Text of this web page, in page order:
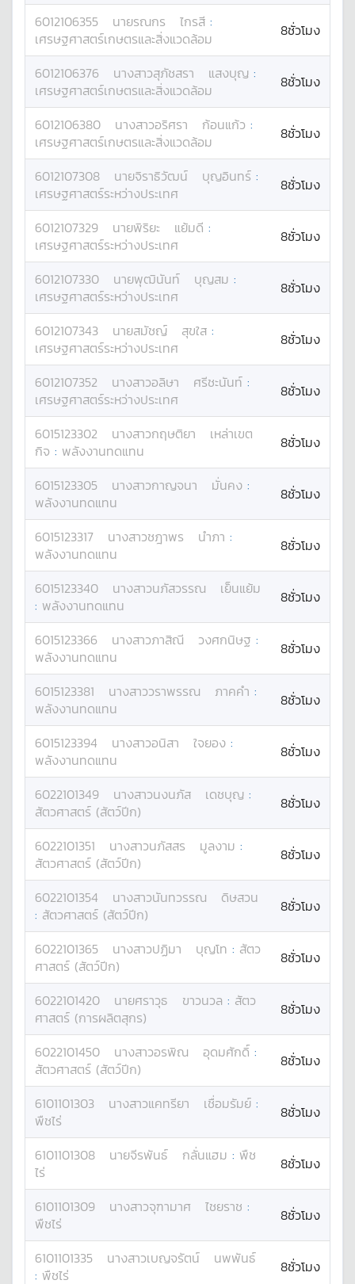
6012106355 นายรณกร ไกรสี :
เศรษฐศาสตร์เกษตรและสิ่งแวดล้อม
8ชั่วโมง
6012106376 นางสาวสุภัชสรา แสงบุญ :
เศรษฐศาสตร์เกษตรและสิ่งแวดล้อม
8ชั่วโมง
6012106380 นางสาวอริศรา ก้อนแก้ว :
เศรษฐศาสตร์เกษตรและสิ่งแวดล้อม
8ชั่วโมง
6012107308 นายจิราธิวัฒน์ บุญอินทร์ :
เศรษฐศาสตร์ระหว่างประเทศ
8ชั่วโมง
6012107329 นายพิริยะ แย้มดี :
เศรษฐศาสตร์ระหว่างประเทศ
8ชั่วโมง
6012107330 นายพุฒินันท์ บุญสม :
เศรษฐศาสตร์ระหว่างประเทศ
8ชั่วโมง
6012107343 นายสมัชญ์ สุขใส :
เศรษฐศาสตร์ระหว่างประเทศ
8ชั่วโมง
6012107352 นางสาวอลิษา ศรีชะนันท์ :
เศรษฐศาสตร์ระหว่างประเทศ
8ชั่วโมง
6015123302 นางสาวกฤษติยา
เหล่าเขต
กิจ : พลังงานทดแทน 8ชั่วโมง
6015123305 นางสาวกาญจนา มั่นคง :
พลังงานทดแทน
8ชั่วโมง
6015123317 นางสาวชฎาพร นำภา :
พลังงานทดแทน
8ชั่วโมง
6015123340 นางสาวนภัสวรรณ
เย็นแย้ม
: พลังงานทดแทน 8ชั่วโมง
6015123366 นางสาวภาสิณี วงศกนิษฐ :
พลังงานทดแทน
8ชั่วโมง
6015123381 นางสาววราพรรณ ภาคคำ :
พลังงานทดแทน
8ชั่วโมง
6015123394 นางสาวอนิสา ใจยอง :
พลังงานทดแทน
8ชั่วโมง
6022101349 นางสาวนงนภัส เดชบุญ :
สัตวศาสตร์ (สัตว์ปีก)
8ชั่วโมง
6022101351 นางสาวนภัสสร มูลงาม :
สัตวศาสตร์ (สัตว์ปีก)
8ชั่วโมง
6022101354 นางสาวนันทวรรณ
ดิษสวน
: สัตวศาสตร์ (สัตว์ปีก) 8ชั่วโมง
6022101365 นางสาวปฏิมา บุญโท : สัตว
ศาสตร์ (สัตว์ปีก)
8ชั่วโมง
6022101420 นายศราวุธ ขาวนวล : สัตว
ศาสตร์ (การผลิตสุกร)
8ชั่วโมง
6022101450 นางสาวอรพิณ อุดมศักดิ์ :
สัตวศาสตร์ (สัตว์ปีก)
8ชั่วโมง
6101101303 นางสาวแคทรียา เชื่อมรัมย์ :
พืชไร่
8ชั่วโมง
6101101308 นายจีรพันธ์ กลั่นแฮม : พืช
ไร่
8ชั่วโมง
6101101309 นางสาวจุฑามาศ ไชยราช :
พืชไร่
8ชั่วโมง
6101101335 นางสาวเบญจรัตน์
นพพันธ์
: พืชไร่ 8ชั่วโมง